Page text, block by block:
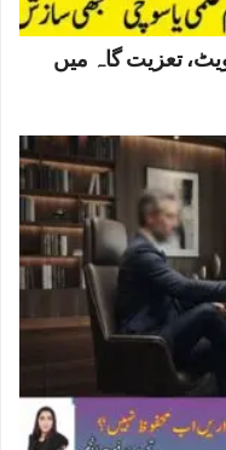
تعزیت گاہ میں